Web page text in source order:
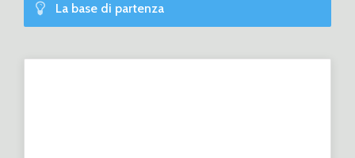
La base di partenza